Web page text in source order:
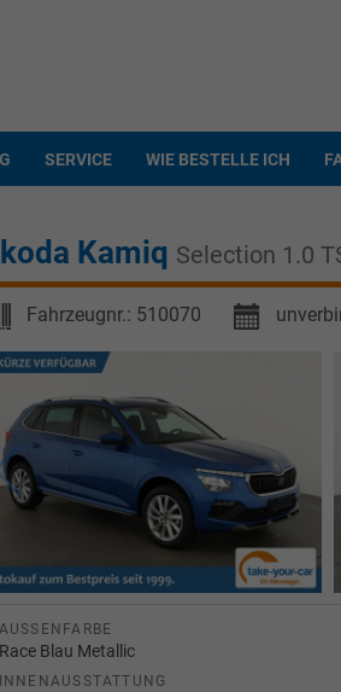
SERVICE WIE BESTELLE ICH
Kamiq Selection 1.0
Fahrzeugnr.: 510070
AUSSENFARBE
Race Blau Metallic
INNENAUSSTATTUNG